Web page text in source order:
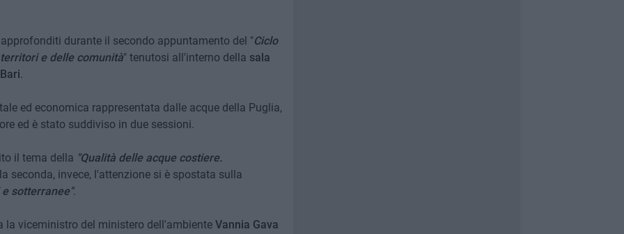
durante il secondo appuntamento del "Ciclo
e delle comunità" tenutosi all'interno della sala
.
ed economica rappresentata dalle acque della Puglia,
ed è stato suddiviso in due sessioni.
il tema della "Qualità delle acque costiere.
seconda, invece, l'attenzione si è spostata sulla
sotterranee".
la viceministro del ministero dell'ambiente Vannia Gava